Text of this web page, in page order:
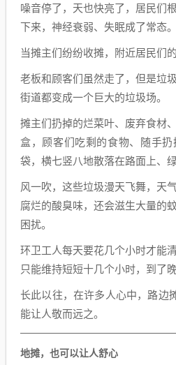
噪音停了，天也快亮了，居民们
下来，神经衰弱、失眠成了常态。
当摊主们纷纷收摊，附近居民们的
老板和顾客们虽然走了，但是垃
街道都变成一个巨大的垃圾场。
摊主们扔掉的烂菜叶、废弃食材
盒，顾客们吃剩的食物、随手
袋，横七竖八地散落在路面上、
风一吹，这些垃圾漫天飞舞，天
腐烂的酸臭味，还会滋生大量的
困扰。
环卫工人每天要花几个小时才能
只能维持短短十几个小时，到了
长此以往，在许多人心中，路边
能让人敬而远之。
地摊，也可以让人舒心